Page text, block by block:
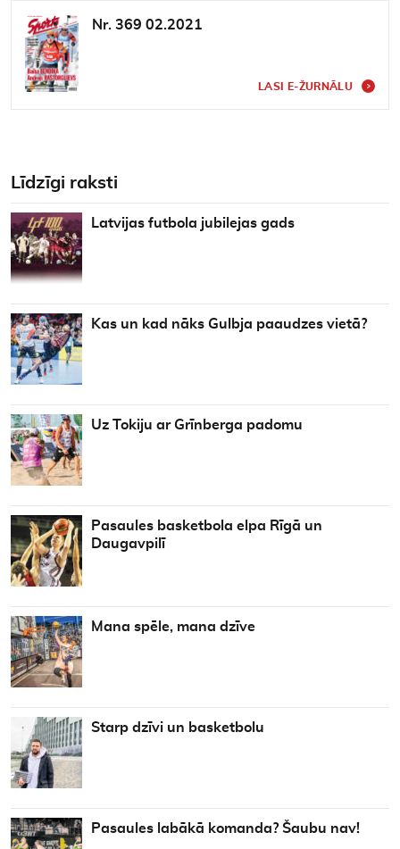
Nr. 369 02.2021
LASI E-ŽURNĀLU
Līdzīgi raksti
Latvijas futbola jubilejas gads
Kas un kad nāks Gulbja paaudzes vietā?
Uz Tokiju ar Grīnberga padomu
Pasaules basketbola elpa Rīgā un
Daugavpilī
Mana spēle, mana dzīve
Starp dzīvi un basketbolu
Pasaules labākā komanda? Šaubu nav!